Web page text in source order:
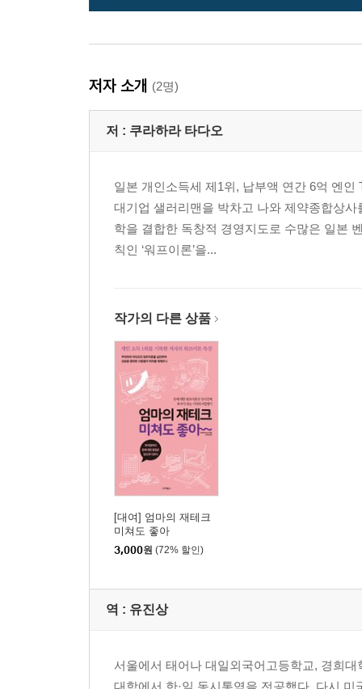
저자 소개 (2명)
저 : 쿠라하라 타다오
일본 개인소득세 제1위, 납부액 연간 6억 엔
대기업 샐러리맨을 박차고 나와 제약종합상
학을 결합한 독창적 경영지도로 수많은 일본
칙인 ‘워프이론’을...
작가의 다른 상품
[대여] 엄마의 재테크
미쳐도 좋아
3,000원 (72% 할인)
역 : 유진상
서울에서 태어나 대일외국어고등학교, 경희